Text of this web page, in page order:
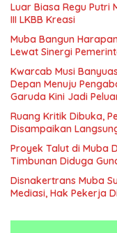
Luar Biasa Regu Putri
III LKBB Kreasi
Muba Bangun
Lewat Sinergi
Kwarcab Musi
Depan Menuju
Garuda Kini Jadi
Ruang Kritik Dibuka,
Disampaikan
Proyek Talut di Muba
Timbunan Diduga
Disnakertrans Muba
Mediasi, Hak Pekerja